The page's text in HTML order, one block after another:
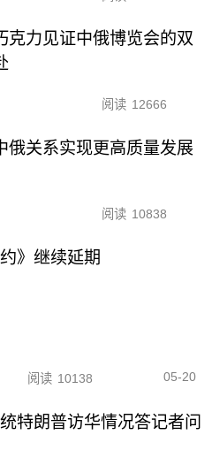
克力见证中俄博览会的双
阅读 12666
俄关系实现更高质量发展
阅读 10838
》继续延期
阅读 10138 05-20
特朗普访华情况答记者问